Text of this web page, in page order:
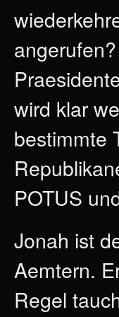
wird klar
bestimmte
POTUS
Jonah ist
Aemtern.
Regel